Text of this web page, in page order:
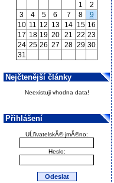
1
2
3
4 5 6 7 8
9
10 11 12 13 14 15 16
17 18 19 20 21 22 23
24 25 26 27 28 29 30
31
Nejčtenější články
Neexistuji vhodna data!
Přihlášení
UĹľivatelskĂ© jmĂ©no:
Heslo: